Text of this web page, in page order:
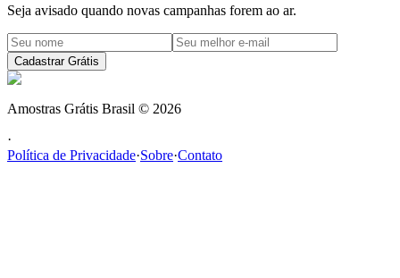
Seja avisado quando novas campanhas forem ao ar.
Cadastrar Grátis
Amostras Grátis Brasil © 2026
·
Política de Privacidade·Sobre·Contato